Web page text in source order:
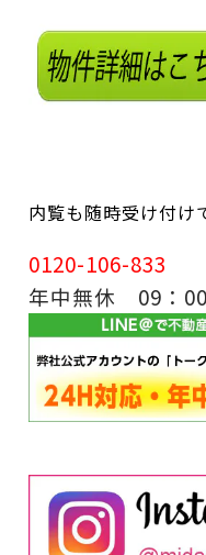
内覧も随時受け付け
0120-106-833
年中無休 09：